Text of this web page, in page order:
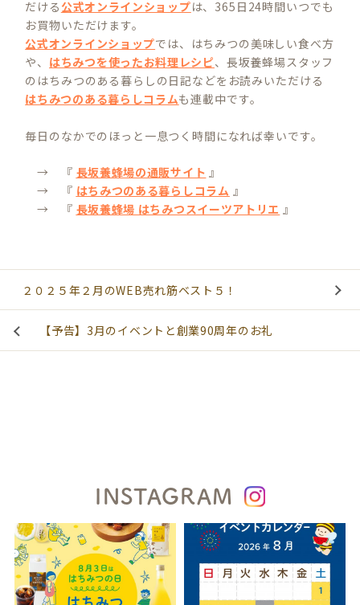
だける 公式オンラインショップは、365日24時間いつでも
お買物いただけます。
公式オンラインショップでは、はちみつの美味しい食べ方
や、 はちみつを使ったお料理レシピ、長坂養蜂場スタッフ
のはちみつのある暮らしの日記などをお読みいただける
はちみつのある暮らしコラムも連載中です。
毎日のなかでのほっと一息つく時間になれば幸いです。
→ 『 長坂養蜂場の通販サイト 』
→ 『 はちみつのある暮らしコラム 』
→ 『 長坂養蜂場 はちみつスイーツアトリエ 』
２０２５年２月のWEB売れ筋ベスト５！
【予告】3月のイベントと創業90周年のお礼
INSTAGRAM